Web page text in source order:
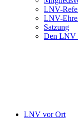
LNV-
LNV-
Satzung
Den LNV
LNV vor Ort